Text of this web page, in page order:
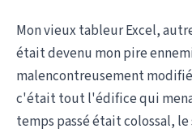
Mon vieux tableur Excel,
était devenu mon pire
malencontreusement
c'était tout l'édifice qui
temps passé était colossal,